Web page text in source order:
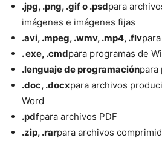
.jpg, .png, .gif o .psdpara
imágenes e imágenes fijas
.avi, .mpeg, .wmv, .mp4, .flv
. exe, .cmdpara programas de
.lenguaje de programaciónpara
.doc, .docxpara archivos
Word
.pdfpara archivos PDF
.zip, .rarpara archivos